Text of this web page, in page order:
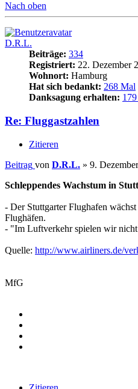
Nach oben
D.R.L.
Beiträge: 334
Registriert: 22. Dezember
Wohnort: Hamburg
Hat sich bedankt: 268 Mal
Danksagung erhalten:
Re: Fluggastzahlen
Zitieren
Beitrag von D.R.L. » 9.
Schleppendes Wachstum in
- Der Stuttgarter Flughafen
Flughäfen.
- "Im Luftverkehr spielen wir
Quelle: http://www.airliners.de/
MfG